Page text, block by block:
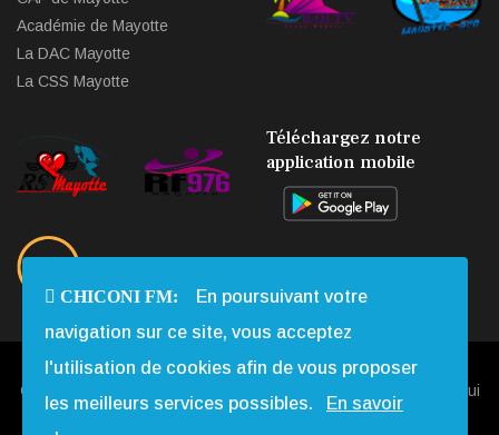
Académie de Mayotte
La DAC Mayotte
La CSS Mayotte
Téléchargez notre
application mobile
Copyright © 2013 - 2026 Chiconi FM. Tous Droits Réservés |
Qui
CHICONI FM:
En poursuivant votre
navigation sur ce site, vous acceptez
l'utilisation de cookies afin de vous proposer
les meilleurs services possibles.
En savoir